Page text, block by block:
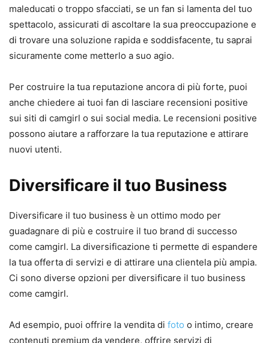
maleducati o troppo sfacciati, se un fan si lamenta del tuo
spettacolo, assicurati di ascoltare la sua preoccupazione e
di trovare una soluzione rapida e soddisfacente, tu saprai
sicuramente come metterlo a suo agio.
Per costruire la tua reputazione ancora di più forte, puoi
anche chiedere ai tuoi fan di lasciare recensioni positive
sui siti di camgirl o sui social media. Le recensioni positive
possono aiutare a rafforzare la tua reputazione e attirare
nuovi utenti.
Diversificare il tuo Business
Diversificare il tuo business è un ottimo modo per
guadagnare di più e costruire il tuo brand di successo
come camgirl. La diversificazione ti permette di espandere
la tua offerta di servizi e di attirare una clientela più ampia.
Ci sono diverse opzioni per diversificare il tuo business
come camgirl.
Ad esempio, puoi offrire la vendita di foto o intimo, creare
contenuti premium da vendere, offrire servizi di